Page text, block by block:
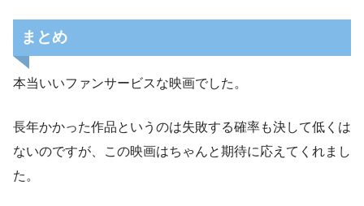
まとめ
本当いいファンサービスな映画でした。
長年かかった作品というのは失敗する確率も決して低くは
ないのですが、この映画はちゃんと期待に応えてくれまし
た。